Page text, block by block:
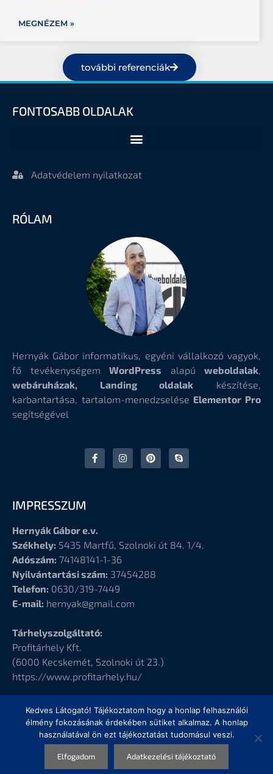
MEGNÉZEM »
további referenciák
FONTOSABB OLDALAK
Adatvédelem nyilatkozat
RÓLAM
Hernyák Gábor informatikus, egyéni vállalkozó vagyok,
fő tevékenységem WordPress alapú weboldalak,
webáruházak, Landing oldalak készítése,
karbantartása, tartalom-menedzselése Elementor Pro
segítségével
IMPRESSZUM
Hernyák Gábor e.v.
Székhely: 5435 Martfű, Szolnoki út 84. 1/4.
Adószám: 74148141-1-36
Nyilvántartási szám: 37454288
Telefon: 0630/319-7449
E-mail: hernyak@gmail.com
Tárhelyszolgáltató:
Profitárhely Kft.
(6000 Kecskemét, Szolnoki út 23.)
https://www.profitarhely.hu/
© Hernyák Gábor e.v.
Design
by Elementor Pro
Kedves Látogató! Tájékoztatom hogy a honlap felhasználói
élmény fokozásának érdekében sütiket alkalmaz. A honlap
használatával ön ezt tájékoztatást tudomásul veszi.
Elfogadom Adatkezelési tájékoztató